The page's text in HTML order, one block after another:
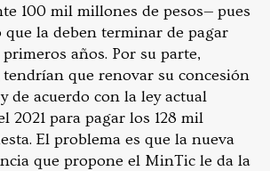
100 mil millones de pesos— pues
que la deben terminar de pagar
años. Por su parte,
que renovar su concesión
de acuerdo con la ley actual
2021 para pagar los 128 mil
El problema es que la nueva
que propone el MinTic le da la